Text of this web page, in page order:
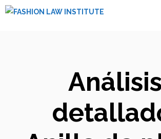
Saltar
Análisis